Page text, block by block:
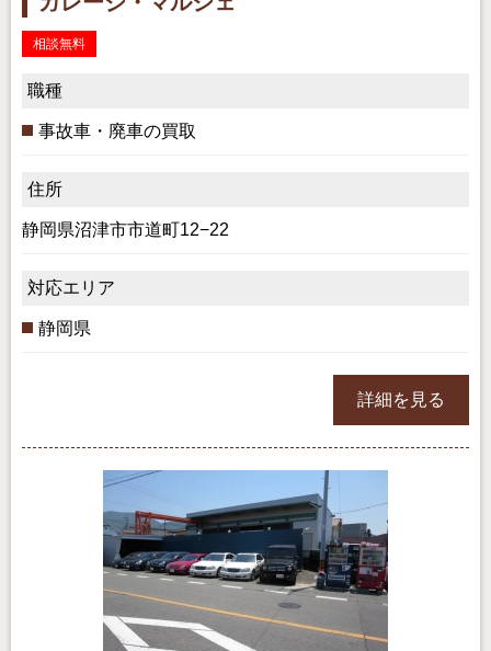
相談無料
職種
事故車・廃車の買取
住所
静岡県沼津市市道町12−22
対応エリア
静岡県
詳細を見る